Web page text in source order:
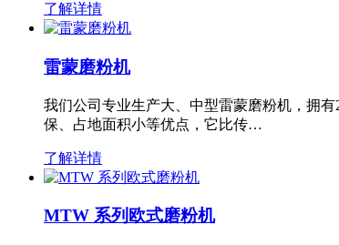
了解详情
雷蒙磨粉机
我们公司专业生产大、中型雷蒙磨粉机，拥
保、占地面积小等优点，它比传…
了解详情
MTW 系列欧式磨粉机